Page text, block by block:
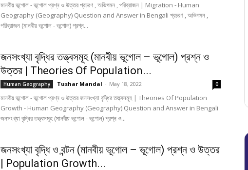
মানবীয় ভূগোল - ভূগোল প্রশ্ন ও উত্তর প্রচরণ , অভিগমন , পরিব্রাজন | Migration - Human
Geography (Geography) Question and Answer in Bengali প্রচরণ , অভিগমন ,
পরিব্রাজন (মানবীয় ভূগোল - ভূগোল) প্রশ্ন...
জনসংখ্যা বৃদ্ধির তত্ত্বসমূহ (মানবীয় ভূগোল – ভূগোল) প্রশ্ন ও
উত্তর | Theories Of Population...
Human Geography Tushar Mandal - May 18, 2022 0
মানবীয় ভূগোল - ভূগোল প্রশ্ন ও উত্তর জনসংখ্যা বৃদ্ধির তত্ত্বসমূহ | Theories Of Population
Growth - Human Geography (Geography) Question and Answer in Bengali
জনসংখ্যা বৃদ্ধির তত্ত্বসমূহ (মানবীয় ভূগোল - ভূগোল) প্রশ্ন ও...
জনসংখ্যা বৃদ্ধি ও বন্টন (মানবীয় ভূগোল – ভূগোল) প্রশ্ন ও উত্তর
| Population Growth...